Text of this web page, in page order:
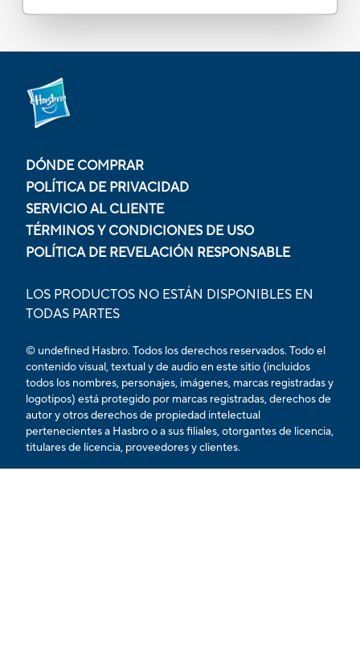
DÓNDE COMPRAR
POLÍTICA DE PRIVACIDAD
SERVICIO AL CLIENTE
TÉRMINOS Y CONDICIONES DE USO
POLÍTICA DE REVELACIÓN RESPONSABLE
LOS PRODUCTOS NO ESTÁN DISPONIBLES EN
TODAS PARTES
© undefined Hasbro. Todos los derechos reservados. Todo el
contenido visual, textual y de audio en este sitio (incluidos
todos los nombres, personajes, imágenes, marcas registradas y
logotipos) está protegido por marcas registradas, derechos de
autor y otros derechos de propiedad intelectual
pertenecientes a Hasbro o a sus filiales, otorgantes de licencia,
titulares de licencia, proveedores y clientes.